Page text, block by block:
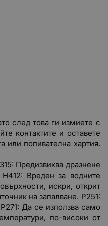
след това ги измиете с
контактите и оставете
или попивателна хартия.
Предизвиква дразнене
Вреден за водните
искри, открит
на запалване. P251:
Да се използва само
по-високи от